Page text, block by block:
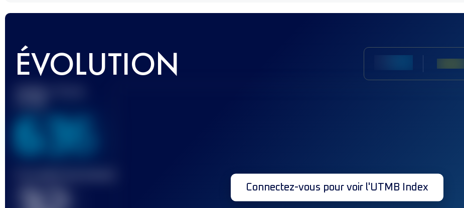
ÉVOLUTION
Meilleur Score
636
Connectez-vous pour voir l'UTMB Index